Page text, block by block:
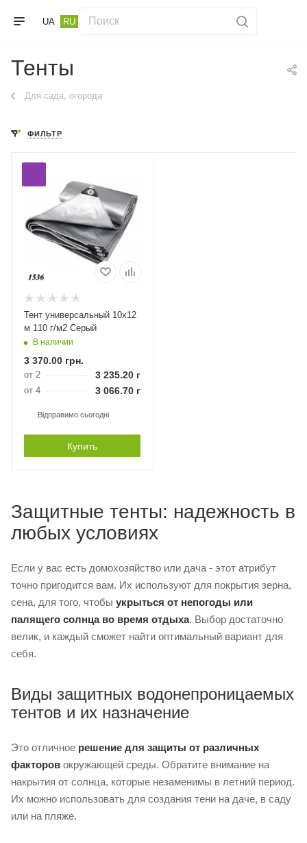
UA RU
Тенты
Для сада, огорода
ФИЛЬТР
Тент универсальный 10х12
м 110 г/м2 Серый
В наличии
3 370.00 грн.
от 2 3 235.20 грн.
от 4 3 066.70 грн.
Відправимо сьогодні
Купить
Защитные тенты: надежность в
любых условиях
Если у вас есть домохозяйство или дача - этот атрибут
точно пригодится вам. Их используют для покрытия зерна,
сена, для того, чтобы укрыться от непогоды или
палящего солнца во время отдыха. Выбор достаточно
велик, и каждый сможет найти оптимальный вариант для
себя.
Виды защитных водонепроницаемых
тентов и их назначение
Это отличное решение для защиты от различных
факторов окружающей среды. Обратите внимание на
накрытия от солнца, которые незаменимы в летний период.
Их можно использовать для создания тени на даче, в саду
или на пляже.